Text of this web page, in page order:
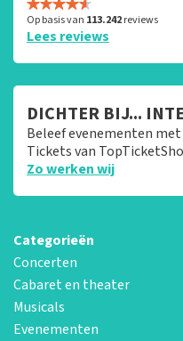
Op basis van 113.242reviews
Lees reviews
DICHTER BIJ...
Beleef evenementen met
Tickets van
Zo werken wij
Categorieën
Concerten
Cabaret en theater
Musicals
Evenementen